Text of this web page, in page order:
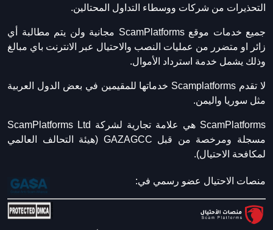
التحذيرات من شركات ووسطاء التداول المحتالين.
جميع خدمات موقع ScamPlatforms مجانية ولن يتم مطالبة أي
زائر او متضرر من عمليات النصب والاحتيال عبر الانترنت باي مبالغ
وذلك يشمل خدمة استرداد الأموال.
لا تقدم Scamplatforms خدماتها للمقيمين في بعض الدول العربية
مثل سوريا واليمن.
ScamPlatforms هي علامة تجارية لشركة ScamPlatforms Ltd
مسجلة ومرخصة من قبل GAZAGCC (هيئة التحالف العالمي
لمكافحة الاحتيال).
منصات الاحتيال عضو رسمي في: